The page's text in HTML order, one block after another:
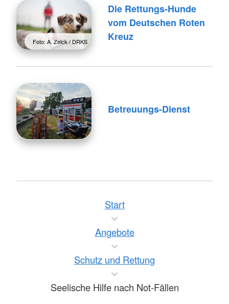
Foto: A. Zelck / DRKS
Die Rettungs-Hunde
vom Deutschen Roten
Kreuz
Betreuungs-Dienst
Start
Angebote
Schutz und Rettung
Seelische Hilfe nach Not-Fällen